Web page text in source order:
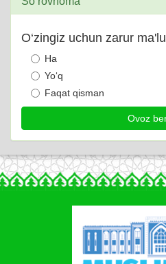
O‘zingiz uchun zarur
Ha
Yo‘q
Faqat qisman